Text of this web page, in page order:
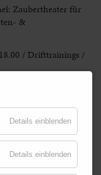
Zaubertheater für
&
/ Drifttrainings /
Details einblenden
Details einblenden